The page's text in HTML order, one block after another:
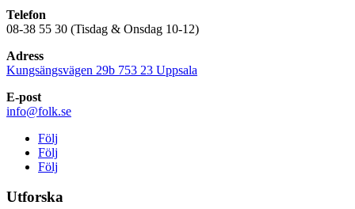
Telefon
08-38 55 30 (Tisdag & Onsdag 10-12)
Adress
Kungsängsvägen 29b 753 23 Uppsala
E-post
info@folk.se
Följ
Följ
Följ
Utforska